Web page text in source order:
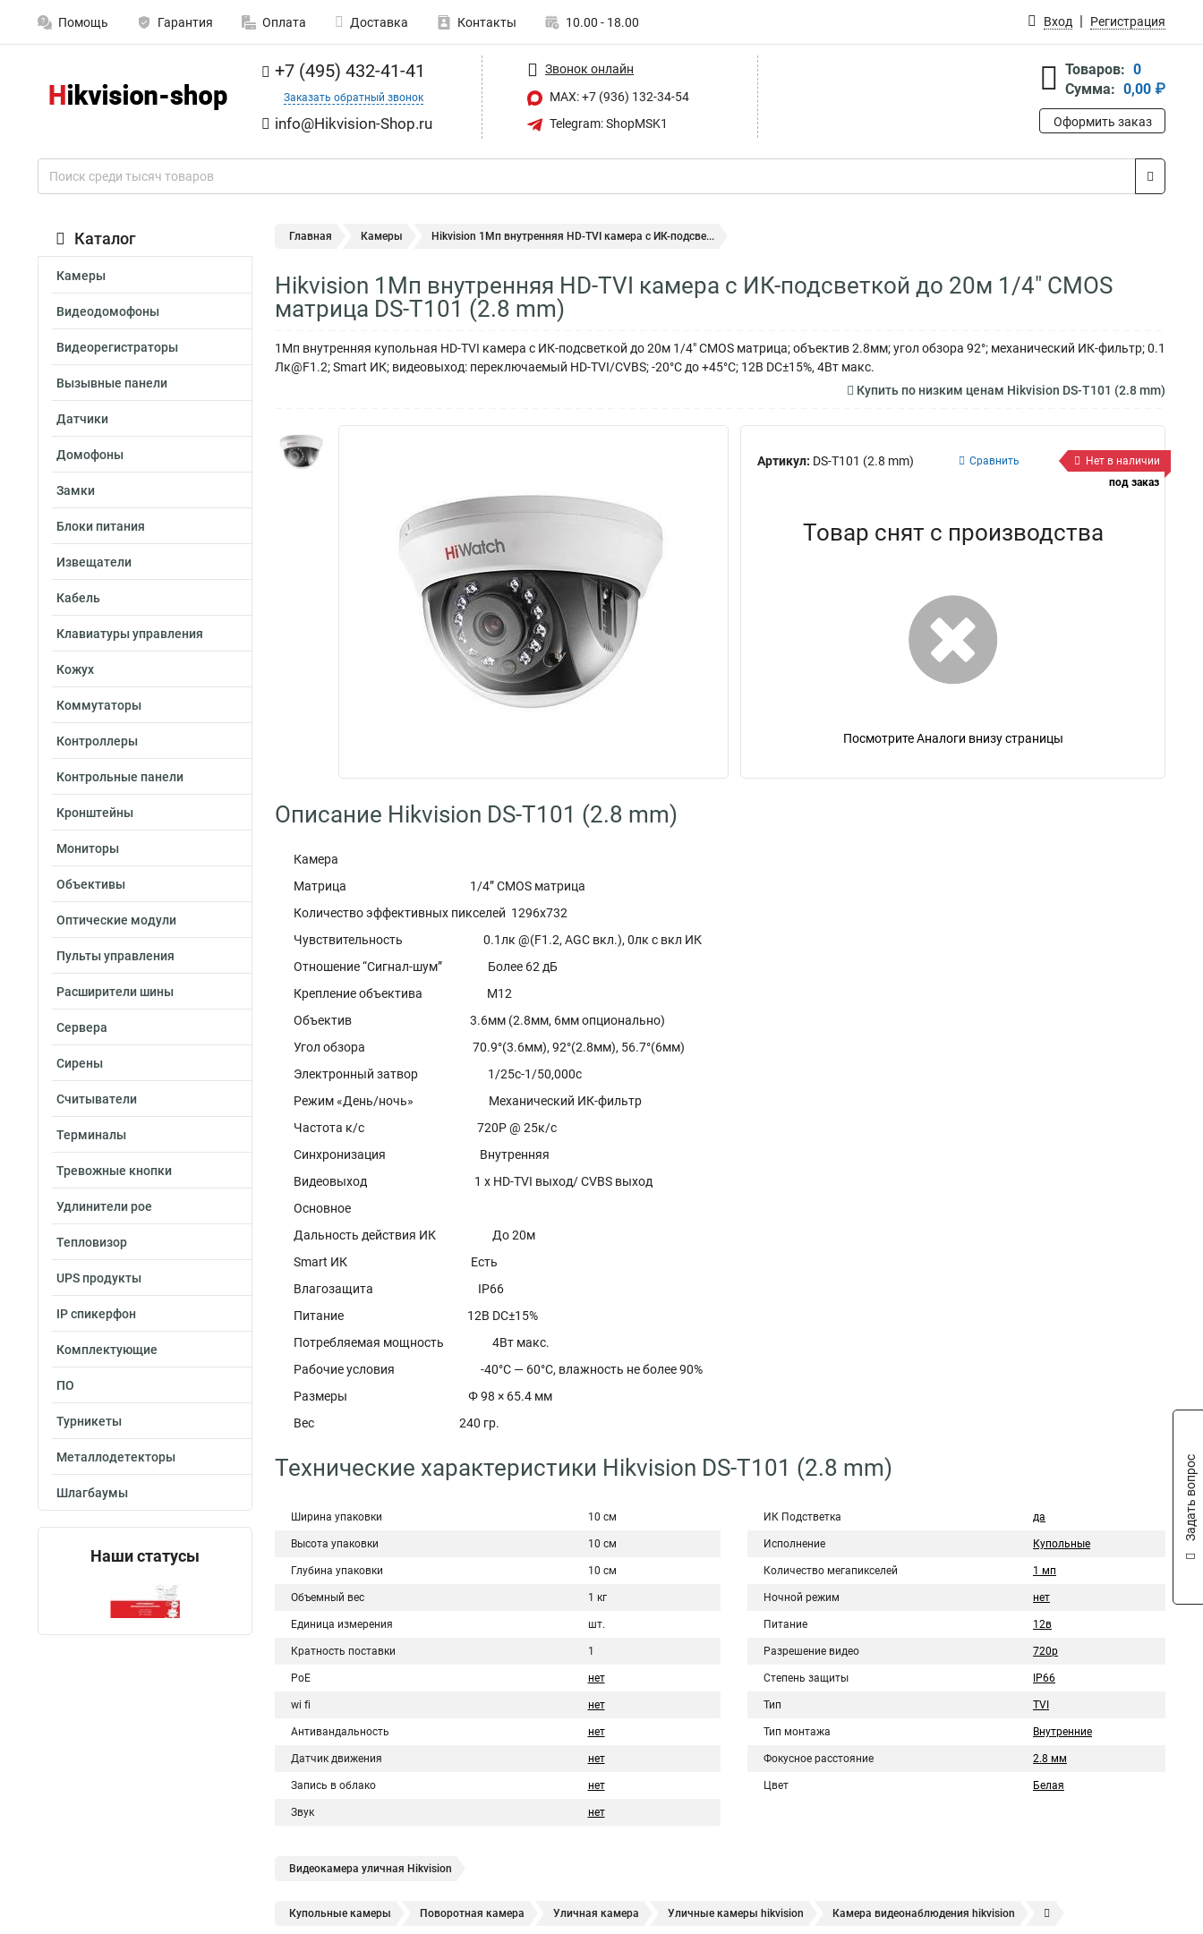
Помощь Гарантия Оплата Доставка Контакты 10.00 - 18.00 Вход Регистрация
+7 (495) 432-41-41
Заказать обратный звонок
info@Hikvision-Shop.ru
Звонок онлайн
MAX: +7 (936) 132-34-54
Telegram: ShopMSK1
Товаров: 0
Сумма: 0,00 ₽
Оформить заказ
Каталог
Камеры
Видеодомофоны
Видеорегистраторы
Вызывные панели
Датчики
Домофоны
Замки
Блоки питания
Извещатели
Кабель
Клавиатуры управления
Кожух
Коммутаторы
Контроллеры
Контрольные панели
Кронштейны
Мониторы
Объективы
Оптические модули
Пульты управления
Расширители шины
Сервера
Сирены
Считыватели
Терминалы
Тревожные кнопки
Удлинители poe
Тепловизор
UPS продукты
IP спикерфон
Комплектующие
ПО
Турникеты
Металлодетекторы
Шлагбаумы
Наши статусы
Главная Камеры Hikvision 1Мп внутренняя HD-TVI камера с ИК-подсве...
Hikvision 1Мп внутренняя HD-TVI камера с ИК-подсветкой до 20м 1/4" CMOS
матрица DS-T101 (2.8 mm)
1Мп внутренняя купольная HD-TVI камера с ИК-подсветкой до 20м 1/4" CMOS матрица; объектив 2.8мм; угол обзора 92°; механический ИК-фильтр; 0.1
Лк@F1.2; Smart ИК; видеовыход: переключаемый HD-TVI/CVBS; -20°С до +45°С; 12В DC±15%, 4Вт макс.
Купить по низким ценам Hikvision DS-T101 (2.8 mm)
Артикул: DS-T101 (2.8 mm) Сравнить
Нет в наличии
под заказ
Товар снят с производства
Посмотрите Аналоги внизу страницы
Описание Hikvision DS-T101 (2.8 mm)
Камера
Матрица 1/4” CMOS матрица
Количество эффективных пикселей 1296х732
Чувствительность 0.1лк @(F1.2, AGC вкл.), 0лк с вкл ИК
Отношение “Сигнал-шум” Более 62 дБ
Крепление объектива М12
Объектив 3.6мм (2.8мм, 6мм опционально)
Угол обзора 70.9°(3.6мм), 92°(2.8мм), 56.7°(6мм)
Электронный затвор 1/25с-1/50,000с
Режим «День/ночь» Механический ИК-фильтр
Частота к/с 720Р @ 25к/с
Синхронизация Внутренняя
Видеовыход 1 x HD-TVI выход/ CVBS выход
Основное
Дальность действия ИК До 20м
Smart ИК Есть
Влагозащита IP66
Питание 12В DC±15%
Потребляемая мощность 4Вт макс.
Рабочие условия -40°С — 60°С, влажность не более 90%
Размеры Φ 98 × 65.4 мм
Вес 240 гр.
Технические характеристики Hikvision DS-T101 (2.8 mm)
Ширина упаковки 10 см
Высота упаковки 10 см
Глубина упаковки 10 см
Объемный вес 1 кг
Единица измерения шт.
Кратность поставки 1
PoE нет
wi fi нет
Антивандальность нет
Датчик движения нет
Запись в облако нет
Звук нет
ИК Подстветка да
Исполнение Купольные
Количество мегапикселей 1 мп
Ночной режим нет
Питание 12в
Разрешение видео 720p
Степень защиты IP66
Тип TVI
Тип монтажа Внутренние
Фокусное расстояние 2.8 мм
Цвет Белая
Видеокамера уличная Hikvision
Купольные камеры Поворотная камера Уличная камера Уличные камеры hikvision Камера видеонаблюдения hikvision
Задать вопрос